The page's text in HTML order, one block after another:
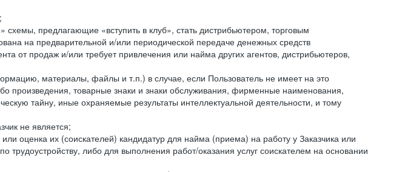
предлагающие «вступить в клуб», стать дистрибьютером, торговым
на предварительной и/или периодической передаче денежных средств
от продаж и/или требует привлечения или найма других агентов, дистрибьютеров,
материалы, файлы и т.п.) в случае, если Пользователь не имеет на это
произведения, товарные знаки и знаки обслуживания, фирменные наименования,
тайну, иные охраняемые результаты интеллектуальной деятельности, и тому
не является;
оценка их (соискателей) кандидатур для найма (приема) на работу у Заказчика или
либо для выполнения работ/оказания услуг соискателем на основании